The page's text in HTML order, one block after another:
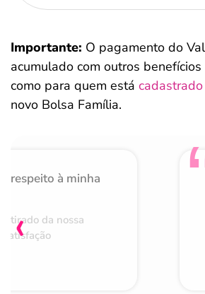
Importante: O pagamento do
acumulado com outros benefícios
como para quem está
novo Bolsa Família.
respeito à minha
da nossa
‹